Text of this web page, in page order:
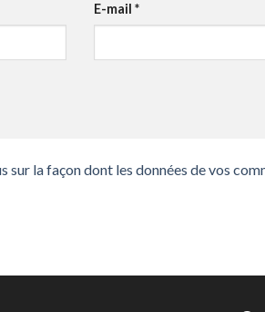
E-mail *
sur la façon dont les données de vos